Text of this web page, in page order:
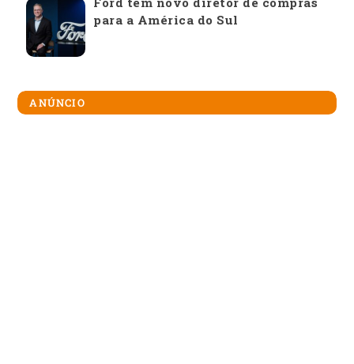
para a América do Sul
ANÚNCIO